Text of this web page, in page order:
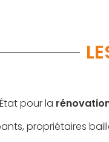
pour la
propriétaires